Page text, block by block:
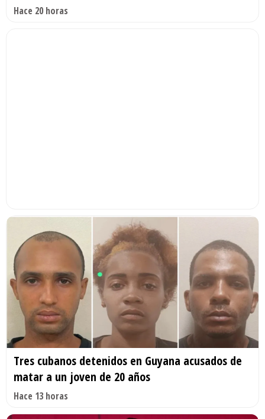
Hace 20 horas
Tres cubanos detenidos en Guyana acusados de
matar a un joven de 20 años
Hace 13 horas